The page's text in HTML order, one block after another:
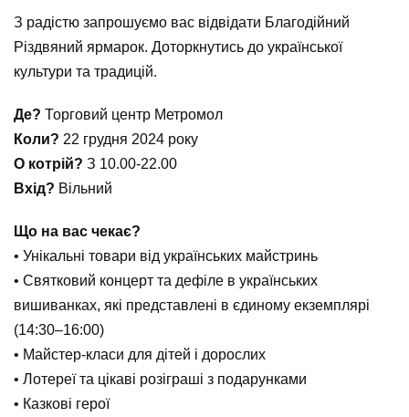
З радістю запрошуємо вас відвідати Благодійний
Різдвяний ярмарок. Доторкнутись до української
культури та традицій.
Де? Торговий центр Метромол
Коли? 22 грудня 2024 року
О котрій? З 10.00-22.00
Вхід? Вільний
Що на вас чекає?
• Унікальні товари від українських майстринь
• Святковий концерт та дефіле в українських
вишиванках, які представлені в єдиному екземплярі
(14:30–16:00)
• Майстер-класи для дітей і дорослих
• Лотереї та цікаві розіграші з подарунками
• Казкові герої